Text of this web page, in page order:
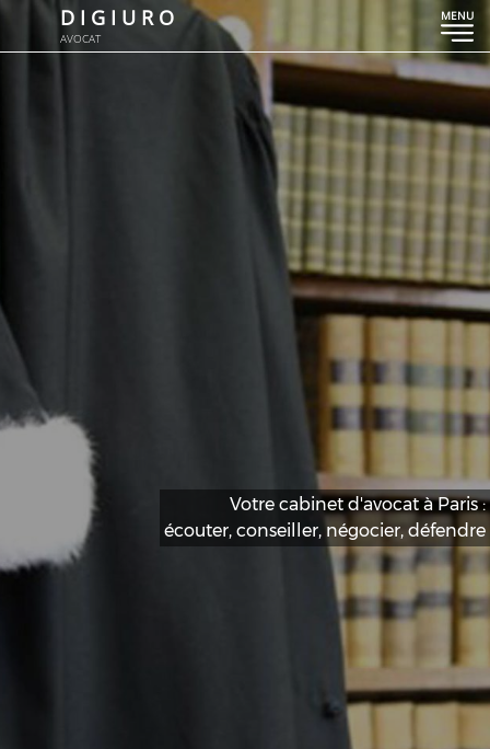
D I G I U R O
AVOCAT
MENU
Votre cabinet d'avocat à Paris :
écouter, conseiller, négocier, défendre